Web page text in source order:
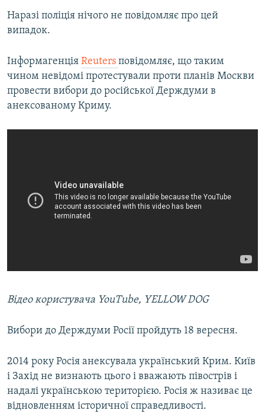
Наразі поліція нічого не повідомляє про цей
випадок.
Інформагенція Reuters повідомляє, що таким
чином невідомі протестували проти планів Москви
провести вибори до російської Держдуми в
анексованому Криму.
Відео користувача YouTube, YELLOW DOG
Вибори до Держдуми Росії пройдуть 18 вересня.
2014 року Росія анексувала український Крим. Київ
і Захід не визнають цього і вважають півострів і
надалі українською територією. Росія ж називає це
відновленням історичної справедливості.